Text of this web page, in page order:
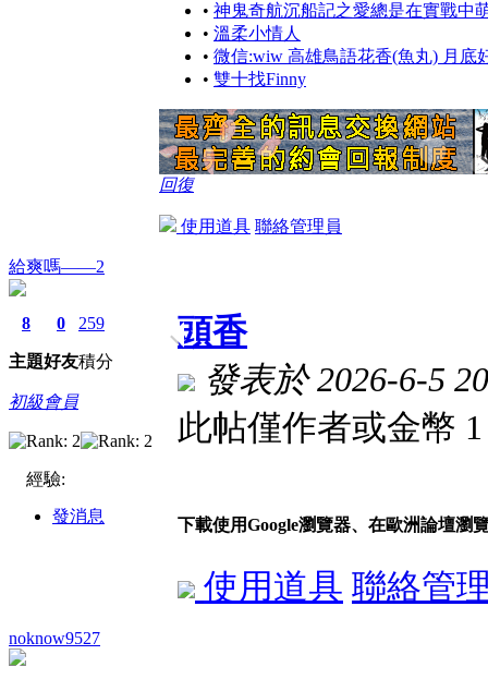
• 神鬼奇航沉船記之愛總是在實戰中
• 溫柔小情人
• 微信:wiw 高雄鳥語花香(魚丸) 月底
• 雙十找Finny
回復
使用道具 聯絡管理員
給爽嗎——2
8
主題
0
好友
259
積分
初級會員
經驗:
發消息
頭香
發表於 2026-6-5
此帖僅作者或金幣
下載使用Google瀏覽器、在歐洲論壇瀏
使用道具 聯絡管
noknow9527